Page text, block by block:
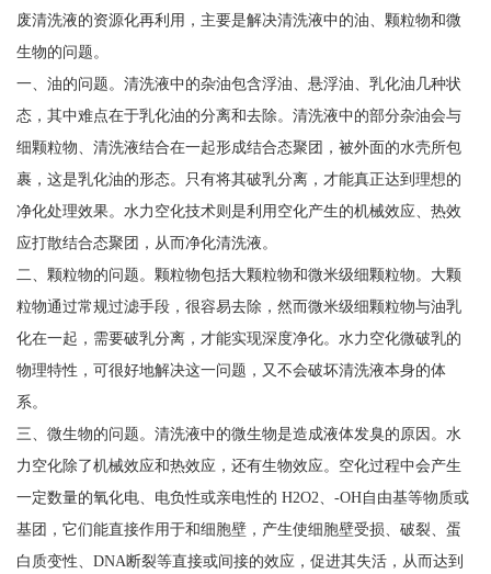
废清洗液的资源化再利用，主要是解决清洗液中的油、颗粒物和微
生物的问题。
一、油的问题。清洗液中的杂油包含浮油、悬浮油、乳化油几种状
态，其中难点在于乳化油的分离和去除。清洗液中的部分杂油会与
细颗粒物、清洗液结合在一起形成结合态聚团，被外面的水壳所包
裹，这是乳化油的形态。只有将其破乳分离，才能真正达到理想的
净化处理效果。水力空化技术则是利用空化产生的机械效应、热效
应打散结合态聚团，从而净化清洗液。
二、颗粒物的问题。颗粒物包括大颗粒物和微米级细颗粒物。大颗
粒物通过常规过滤手段，很容易去除，然而微米级细颗粒物与油乳
化在一起，需要破乳分离，才能实现深度净化。水力空化微破乳的
物理特性，可很好地解决这一问题，又不会破坏清洗液本身的体
系。
三、微生物的问题。清洗液中的微生物是造成液体发臭的原因。水
力空化除了机械效应和热效应，还有生物效应。空化过程中会产生
一定数量的氧化电、电负性或亲电性的 H2O2、-OH自由基等物质或
基团，它们能直接作用于和细胞壁，产生使细胞壁受损、破裂、蛋
白质变性、DNA断裂等直接或间接的效应，促进其失活，从而达到